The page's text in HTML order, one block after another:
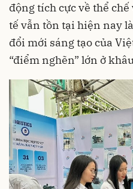
động tích cực về thể
tế vẫn tồn tại hiện nay
đổi mới sáng tạo của
“điểm nghẽn” lớn ở